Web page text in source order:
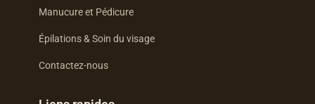
f
Manucure et Pédicure
Épilations & Soin du visage
Contactez-nous